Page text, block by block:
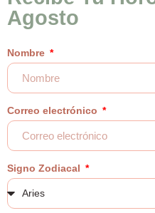
Agosto
Nombre
Correo electrónico
Signo Zodiacal